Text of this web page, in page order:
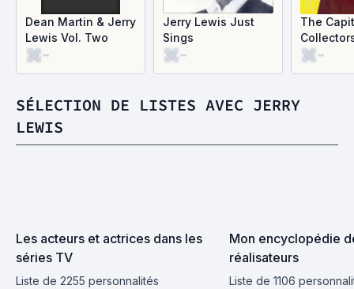
Dean Martin & Jerry
Lewis Vol. Two
-
Jerry Lewis Just
Sings
-
The
-
SÉLECTION DE LISTES AVEC JERRY
LEWIS
Les acteurs et actrices dans les
séries TV
Liste de 2255 personnalités
Mon encyclopédie
réalisateurs
Liste de 1106